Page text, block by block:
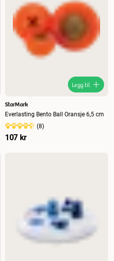
Legg til
StarMark
Everlasting Bento Ball Oransje 6,5 cm
(8)
107 kr